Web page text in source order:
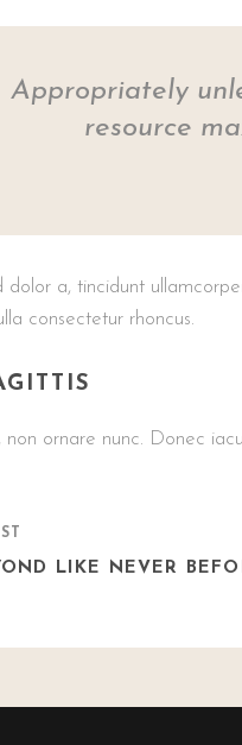
Appropriately
resource
dolor a, tincidunt
consectetur rhoncus.
ornare nunc. Donec
LIKE NEVER